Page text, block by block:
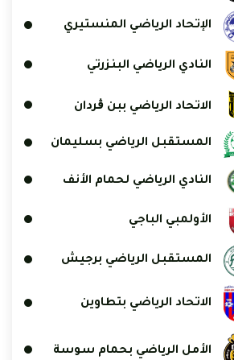
الإتحاد الرياضي المنستيري
النادي الرياضي البنزرتي
الاتحاد الرياضي ببن ڨردان
المستقبل الرياضي بسليمان
النادي الرياضي لحمام الأنف
الأولمبي الباجي
المستقبل الرياضي برجيش
الاتحاد الرياضي بتطاوين
الأمل الرياضي بحمام سوسة